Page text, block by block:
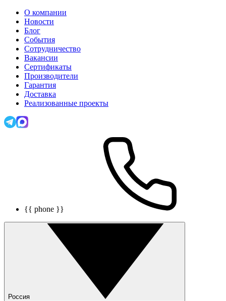
О компании
Новости
Блог
События
Сотрудничество
Вакансии
Сертификаты
Производители
Гарантия
Доставка
Реализованные проекты
{{ phone }}
Россия